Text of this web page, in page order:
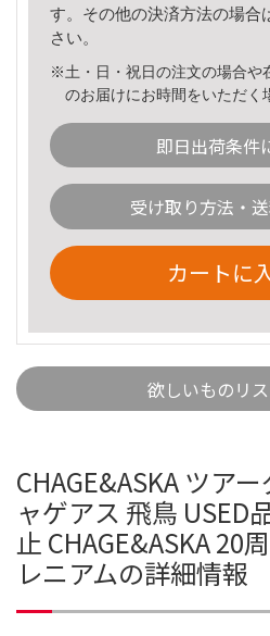
す。その他の決済方法の場合
さい。
※土・日・祝日の注文の場合や
のお届けにお時間をいただく
即日出荷条件
受け取り方法・
カートに
欲しいものリ
CHAGE&ASKA ツア
ャゲアス 飛鳥 USED
止 CHAGE&ASKA 20
レニアムの詳細情報